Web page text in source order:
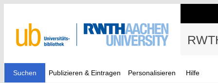
Suchen Publizieren & Eintragen Personalisieren Hilfe